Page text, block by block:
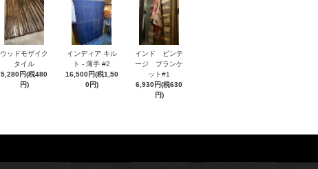
ウッドモザイク
タイル
5,280円(税480
円)
インディア キル
ト - 薄手 #2
16,500円(税1,50
0円)
インド ビンテ
ージ ブランケ
ット#1
6,930円(税630
円)